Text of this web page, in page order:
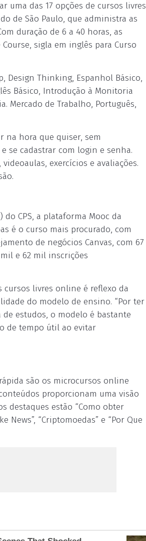
uma das 17 opções de cursos livres
de São Paulo, que administra as
duração de 6 a 40 horas, as
sigla em inglês para Curso
Design Thinking, Espanhol Básico,
Básico, Introdução à Monitoria
Mercado de Trabalho, Português,
na hora que quiser, sem
se cadastrar com login e senha.
exercícios e avaliações.
do CPS, a plataforma Mooc da
é o curso mais procurado, com
de negócios Canvas, com 67
e 62 mil inscrições
cursos livres online é reflexo da
do modelo de ensino. “Por ter
estudos, o modelo é bastante
de tempo útil ao evitar
são os microcursos online
proporcionam uma visão
destaques estão “Como obter
News”, “Criptomoedas” e “Por Que